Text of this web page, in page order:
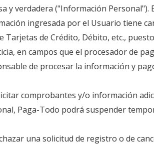
y verdadera ("Información
ingresada por el Usuario tiene
Tarjetas de Crédito, Débito, etc.,
en campos que el procesador de
de procesar la información y
comprobantes y/o información
Paga-Todo podrá suspender
una solicitud de registro o de